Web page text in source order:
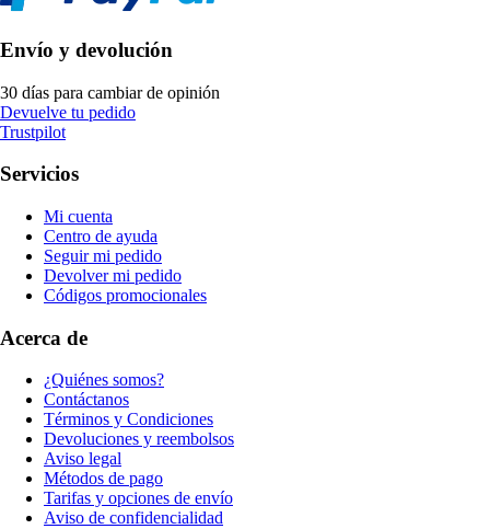
Envío y devolución
30 días para cambiar de opinión
Devuelve tu pedido
Trustpilot
Servicios
Mi cuenta
Centro de ayuda
Seguir mi pedido
Devolver mi pedido
Códigos promocionales
Acerca de
¿Quiénes somos?
Contáctanos
Términos y Condiciones
Devoluciones y reembolsos
Aviso legal
Métodos de pago
Tarifas y opciones de envío
Aviso de confidencialidad